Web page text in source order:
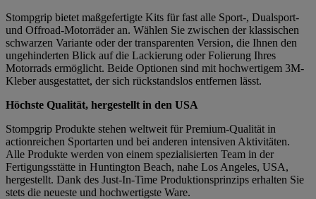
Stompgrip bietet maßgefertigte Kits für fast alle Sport-, Dualsport-
und Offroad-Motorräder an. Wählen Sie zwischen der klassischen
schwarzen Variante oder der transparenten Version, die Ihnen den
ungehinderten Blick auf die Lackierung oder Folierung Ihres
Motorrads ermöglicht. Beide Optionen sind mit hochwertigem 3M-
Kleber ausgestattet, der sich rückstandslos entfernen lässt.
Höchste Qualität, hergestellt in den USA
Stompgrip Produkte stehen weltweit für Premium-Qualität in
actionreichen Sportarten und bei anderen intensiven Aktivitäten.
Alle Produkte werden von einem spezialisierten Team in der
Fertigungsstätte in Huntington Beach, nahe Los Angeles, USA,
hergestellt. Dank des Just-In-Time Produktionsprinzips erhalten Sie
stets die neueste und hochwertigste Ware.